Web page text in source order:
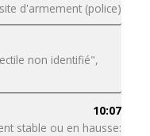
d'armement (police)
non identifié",
10:07
stable ou en hausse: